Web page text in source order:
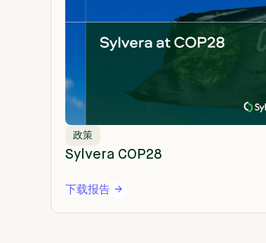
政策
Sylvera COP28
下载报告